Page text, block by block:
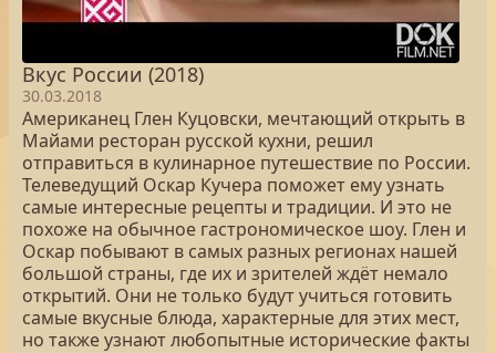
Вкус России (2018)
30.03.2018
Американец Глен Куцовски, мечтающий открыть в
Майами ресторан русской кухни, решил
отправиться в кулинарное путешествие по России.
Телеведущий Оскар Кучера поможет ему узнать
самые интересные рецепты и традиции. И это не
похоже на обычное гастрономическое шоу. Глен и
Оскар побывают в самых разных регионах нашей
большой страны, где их и зрителей ждёт немало
открытий. Они не только будут учиться готовить
самые вкусные блюда, характерные для этих мест,
но также узнают любопытные исторические факты